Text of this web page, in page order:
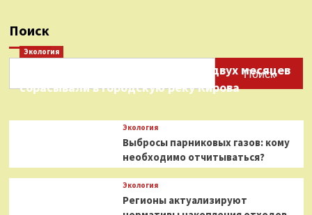
Поиск
Поиск
Экология
Нефтепродукты на протяжении двух месяцев
сбрасывали в городскую реку Кирова
Экология
Выбросы парниковых газов: кому
необходимо отчитываться?
Экология
Регионы актуализируют